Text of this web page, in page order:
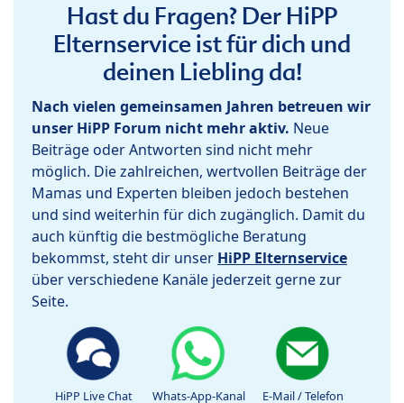
Hast du Fragen? Der HiPP
Elternservice ist für dich und
deinen Liebling da!
Nach vielen gemeinsamen Jahren betreuen wir
unser HiPP Forum nicht mehr aktiv. Neue
Beiträge oder Antworten sind nicht mehr
möglich. Die zahlreichen, wertvollen Beiträge der
Mamas und Experten bleiben jedoch bestehen
und sind weiterhin für dich zugänglich. Damit du
auch künftig die bestmögliche Beratung
bekommst, steht dir unser HiPP Elternservice
über verschiedene Kanäle jederzeit gerne zur
Seite.
HiPP Live Chat Whats-App-Kanal E-Mail / Telefon